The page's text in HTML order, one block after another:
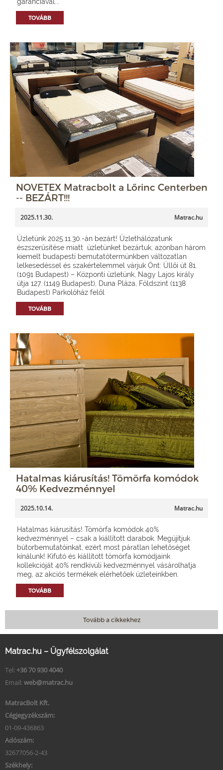
TOVÁBB
NOVETEX Matracbolt a Lőrinc Centerben
-- BEZÁRT!!!
2025.11.30. Matrac.hu
Üzletünk 2025.11.30.-án bezárt! Üzlethálózatunk
észszerűsítése miatt üzletünket bezártuk, azonban három
kiemelt budapesti bemutatótermünkben változatlan
lelkesedéssel és szakértelemmel várjuk Önt: Üllői út 81.
(1091 Budapest) – Központi üzletünk, Nagy Lajos király
útja 127. (1149 Budapest), Duna Pláza, Földszint (1138
Budapest) Parkolóház felől
TOVÁBB
Hatalmas kiárusítás! Tömörfa komódok
40% Kedvezménnyel
2025.10.14. Matrac.hu
Hatalmas kiárusítás! Tömörfa komódok 40%
kedvezménnyel – csak a kiállított darabok. Megújítjuk
bútorbemutatóinkat, ezért most páratlan lehetőséget
kínálunk! Kifutó és kiállított tömörfa komódjaink
kollekcióját 40% rendkívüli kedvezménnyel vásárolhatja
meg, az akciós termékek elérhetőek üzleteinkben.
TOVÁBB
Tovább a cikkekhez
Matrac.hu – Ügyfélszolgálat
Tel: +36 70 930 4040
Email: web@matrac.hu
MatracBolt Kft.
Cégjegyzékszám:
01-09-436863
Adószám:
32677056-2-43
Székhely: